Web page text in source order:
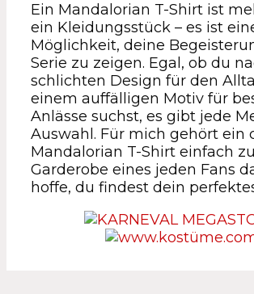
Ein Mandalorian T-Shirt ist
ein Kleidungsstück – es ist
Möglichkeit, deine
Serie zu zeigen. Egal, ob du
schlichten Design für den
einem auffälligen Motiv für
Anlässe suchst, es gibt jede
Auswahl. Für mich gehört ein
Mandalorian T-Shirt einfach
Garderobe eines jeden Fans
hoffe, du findest dein